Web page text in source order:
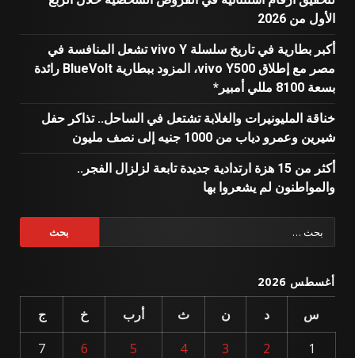
الأول من 2026
أكبر بطارية في تاريخ سلسلة vivo Y تشعل المنافسة في
مصر مع إطلاق vivo Y500، المزود ببطارية BlueVolt رائدة
بسعة 8100 مللي أمبير*
خناقة المليونيرات والغلابة تشتعل في الساحل.. تذاكر حفل
شيرين وعمرو دياب من 1000 جنيه إلى نصف مليون
أكثر من 15 هزة ارتدادية جديدة تابعة لزلزال الفجر..
والمواطنون لم يشعروا بها
عن:
أغسطس 2026
س د ن ث أرب خ
ج
1
2
3
4
5
6
7